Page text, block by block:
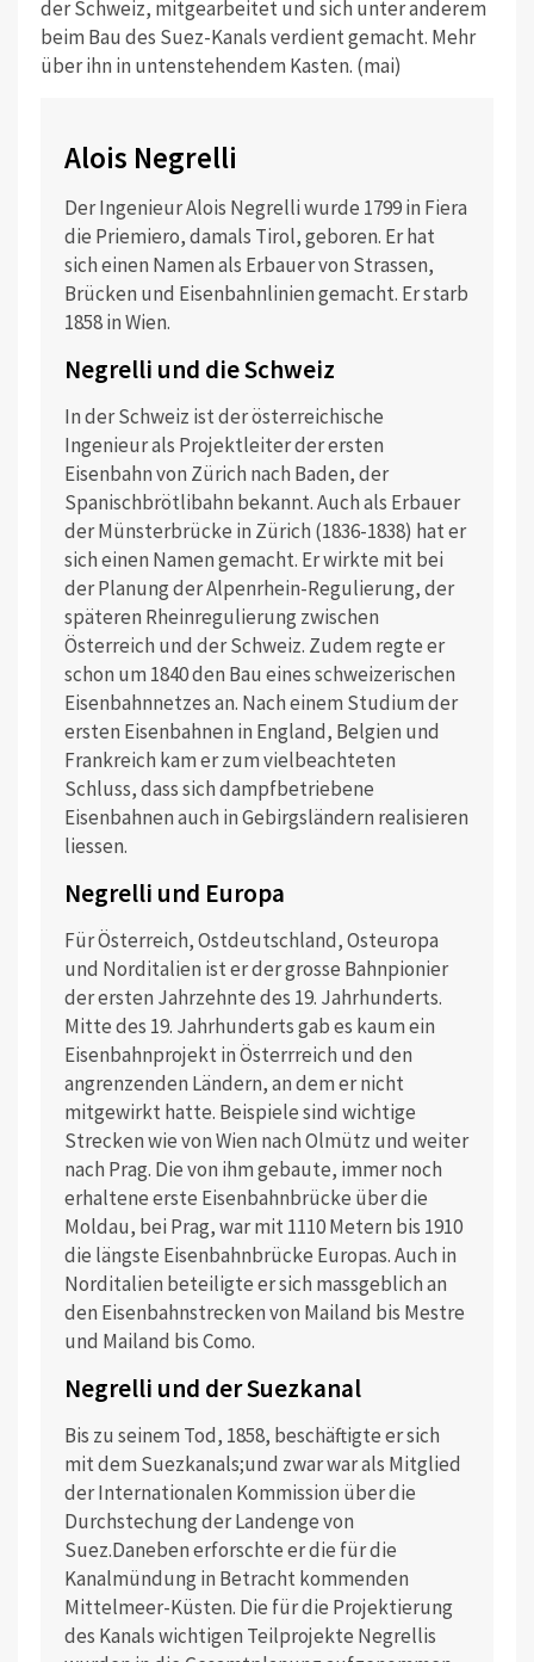
der Schweiz, mitgearbeitet und sich unter anderem
beim Bau des Suez-Kanals verdient gemacht. Mehr
über ihn in untenstehendem Kasten. (mai)
Alois Negrelli
Der Ingenieur Alois Negrelli wurde 1799 in Fiera
die Priemiero, damals Tirol, geboren. Er hat
sich einen Namen als Erbauer von Strassen,
Brücken und Eisenbahnlinien gemacht. Er starb
1858 in Wien.
Negrelli und die Schweiz
In der Schweiz ist der österreichische
Ingenieur als Projektleiter der ersten
Eisenbahn von Zürich nach Baden, der
Spanischbrötlibahn bekannt. Auch als Erbauer
der Münsterbrücke in Zürich (1836-1838) hat er
sich einen Namen gemacht. Er wirkte mit bei
der Planung der Alpenrhein-Regulierung, der
späteren Rheinregulierung zwischen
Österreich und der Schweiz. Zudem regte er
schon um 1840 den Bau eines schweizerischen
Eisenbahnnetzes an. Nach einem Studium der
ersten Eisenbahnen in England, Belgien und
Frankreich kam er zum vielbeachteten
Schluss, dass sich dampfbetriebene
Eisenbahnen auch in Gebirgsländern realisieren
liessen.
Negrelli und Europa
Für Österreich, Ostdeutschland, Osteuropa
und Norditalien ist er der grosse Bahnpionier
der ersten Jahrzehnte des 19. Jahrhunderts.
Mitte des 19. Jahrhunderts gab es kaum ein
Eisenbahnprojekt in Österrreich und den
angrenzenden Ländern, an dem er nicht
mitgewirkt hatte. Beispiele sind wichtige
Strecken wie von Wien nach Olmütz und weiter
nach Prag. Die von ihm gebaute, immer noch
erhaltene erste Eisenbahnbrücke über die
Moldau, bei Prag, war mit 1110 Metern bis 1910
die längste Eisenbahnbrücke Europas. Auch in
Norditalien beteiligte er sich massgeblich an
den Eisenbahnstrecken von Mailand bis Mestre
und Mailand bis Como.
Negrelli und der Suezkanal
Bis zu seinem Tod, 1858, beschäftigte er sich
mit dem Suezkanals;und zwar war als Mitglied
der Internationalen Kommission über die
Durchstechung der Landenge von
Suez.Daneben erforschte er die für die
Kanalmündung in Betracht kommenden
Mittelmeer-Küsten. Die für die Projektierung
des Kanals wichtigen Teilprojekte Negrellis